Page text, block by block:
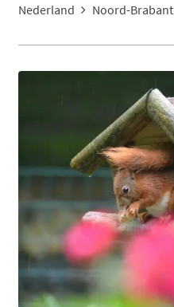
Nederland
Noord-Brabant